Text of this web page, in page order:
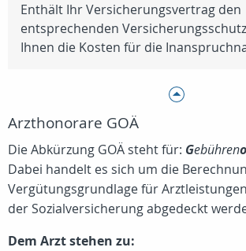
Enthält Ihr Versicherungsvertrag den
entsprechenden
Ihnen die Kosten für die
Arzthonorare GOÄ
Die Abkürzung GOÄ steht für: Gebühreno
Dabei handelt es sich um die
Vergütungsgrundlage für
der Sozialversicherung abgedeckt
Dem Arzt stehen zu: